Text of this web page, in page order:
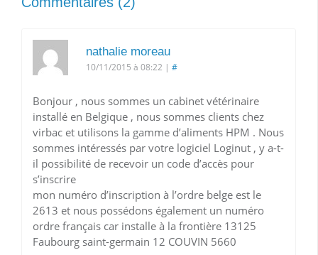
nathalie moreau
10/11/2015 à 08:22 | #
Bonjour , nous sommes un cabinet vétérinaire
installé en Belgique , nous sommes clients chez
virbac et utilisons la gamme d’aliments HPM . Nous
sommes intéressés par votre logiciel Loginut , y a-t-
il possibilité de recevoir un code d’accès pour
s’inscrire
mon numéro d’inscription à l’ordre belge est le
2613 et nous possédons également un numéro
ordre français car installe à la frontière 13125
Faubourg saint-germain 12 COUVIN 5660